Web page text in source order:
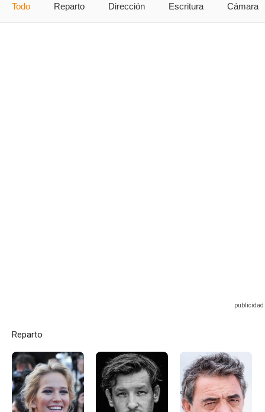
Todo Reparto Dirección Escritura Cámara
Reparto